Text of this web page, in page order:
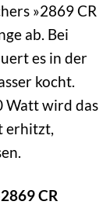
»2869 CR
ab. Bei
es in der
kocht.
Watt wird das
erhitzt,
CR